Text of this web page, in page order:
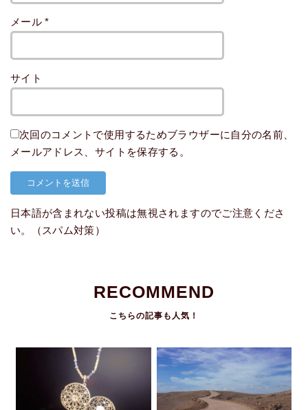
メール*
サイト
次回のコメントで使用するためブラウザーに自分の名前、
メールアドレス、サイトを保存する。
日本語が含まれない投稿は無視されますのでご注意くださ
い。（スパム対策）
RECOMMEND